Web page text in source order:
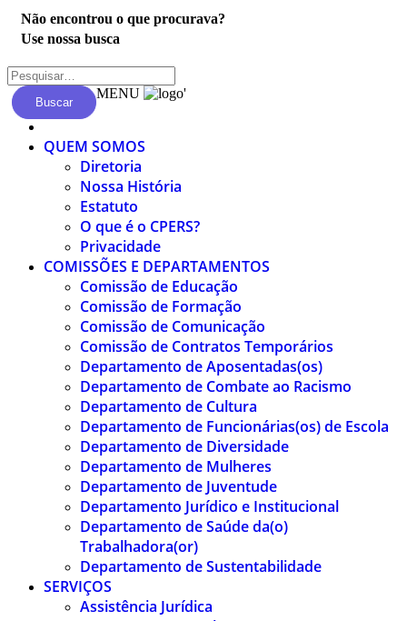
Não encontrou o que procurava?
Use nossa busca
Buscar
MENU '
QUEM SOMOS
Diretoria
Nossa História
Estatuto
O que é o CPERS?
Privacidade
COMISSÕES E DEPARTAMENTOS
Comissão de Educação
Comissão de Formação
Comissão de Comunicação
Comissão de Contratos Temporários
Departamento de Aposentadas(os)
Departamento de Combate ao Racismo
Departamento de Cultura
Departamento de Funcionárias(os) de Escola
Departamento de Diversidade
Departamento de Mulheres
Departamento de Juventude
Departamento Jurídico e Institucional
Departamento de Saúde da(o)
Trabalhadora(or)
Departamento de Sustentabilidade
SERVIÇOS
Assistência Jurídica